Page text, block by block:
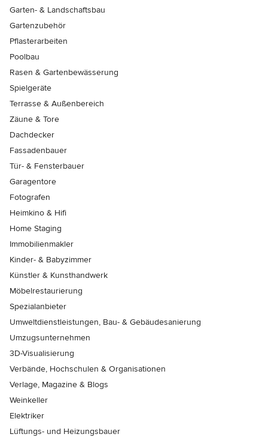
Garten- & Landschaftsbau
Gartenzubehör
Pflasterarbeiten
Poolbau
Rasen & Gartenbewässerung
Spielgeräte
Terrasse & Außenbereich
Zäune & Tore
Dachdecker
Fassadenbauer
Tür- & Fensterbauer
Garagentore
Fotografen
Heimkino & Hifi
Home Staging
Immobilienmakler
Kinder- & Babyzimmer
Künstler & Kunsthandwerk
Möbelrestaurierung
Spezialanbieter
Umweltdienstleistungen, Bau- & Gebäudesanierung
Umzugsunternehmen
3D-Visualisierung
Verbände, Hochschulen & Organisationen
Verlage, Magazine & Blogs
Weinkeller
Elektriker
Lüftungs- und Heizungsbauer